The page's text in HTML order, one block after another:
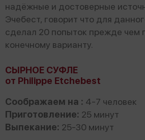
надёжные и достоверные
Эчебест, говорит что для
сделал 20 попыток прежде чем
конечному варианту.
СЫРНОЕ СУФЛЕ
от Philippe Etchebest
Соображаем на : 4-7 человек
Приготовление: 25 минут
Выпекание: 25-30 минут